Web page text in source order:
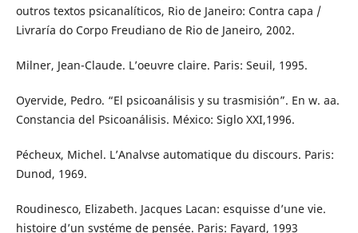
outros textos psicanalíticos, Rio de Janeiro: Contra capa /
Livraría do Corpo Freudiano de Rio de Janeiro, 2002.
Milner, Jean-Claude. L’oeuvre claire. Paris: Seuil, 1995.
Oyervide, Pedro. “El psicoanálisis y su trasmisión”. En w. aa.
Constancia del Psicoanálisis. México: Siglo XXI,1996.
Pécheux, Michel. L’Analvse automatique du discours. Paris:
Dunod, 1969.
Roudinesco, Elizabeth. Jacques Lacan: esquisse d’une vie.
histoire d’un svstéme de pensée. Paris: Fayard, 1993